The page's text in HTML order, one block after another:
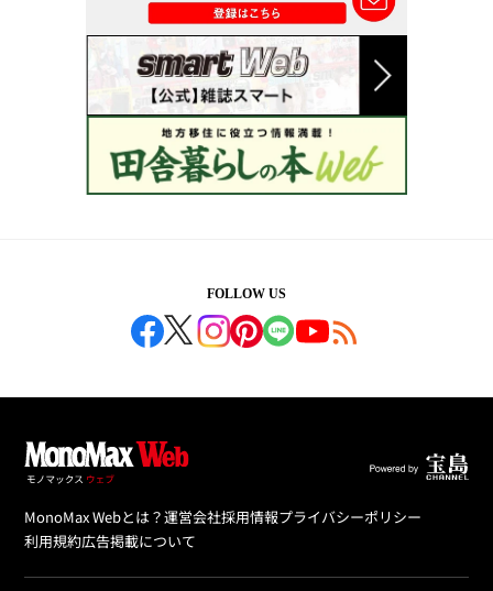
FOLLOW US
MonoMax Webとは？運営会社採用情報プライバシーポリシー
利用規約広告掲載について